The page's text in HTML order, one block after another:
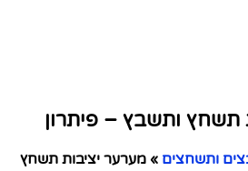
תשחץ ותשבץ – פיתרון
ותשחצים » מערער יציבות תשחץ